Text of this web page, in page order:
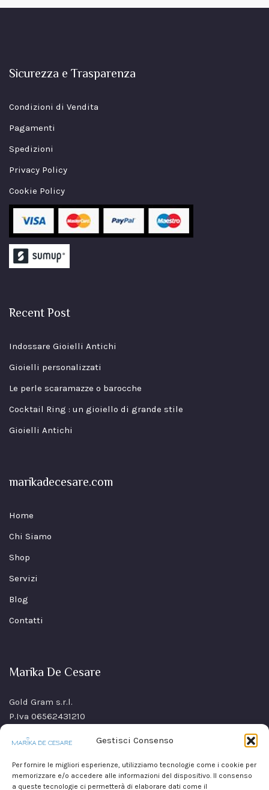
Gestisci Consenso
Per fornire le migliori esperienze, utilizziamo tecnologie come i cookie per
memorizzare e/o accedere alle informazioni del dispositivo. Il consenso
a queste tecnologie ci permetterà di elaborare dati come il
Sicurezza e Trasparenza
Condizioni di Vendita
Pagamenti
Spedizioni
Privacy Policy
Cookie Policy
Recent Post
Indossare Gioielli Antichi
Gioielli personalizzati
Le perle scaramazze o barocche
Cocktail Ring : un gioiello di grande stile
Gioielli Antichi
marikadecesare.com
Home
Chi Siamo
Shop
Servizi
Blog
Contatti
Marika De Cesare
Gold Gram s.r.l.
P.Iva 06562431210
80021 Afragola(NA)